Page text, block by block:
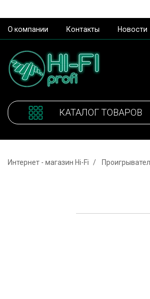
О компании Контакты Новости
КАТАЛОГ ТОВАРОВ
Интернет - магазин Hi-Fi